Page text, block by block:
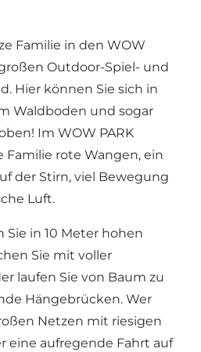
Familie in den WOW
Outdoor-Spiel- und
Hier können Sie sich in
Waldboden und sogar
Im WOW PARK
rote Wangen, ein
der Stirn, viel Bewegung
Luft.
in 10 Meter hohen
Sie mit voller
laufen Sie von Baum zu
Hängebrücken. Wer
Netzen mit riesigen
eine aufregende Fahrt auf